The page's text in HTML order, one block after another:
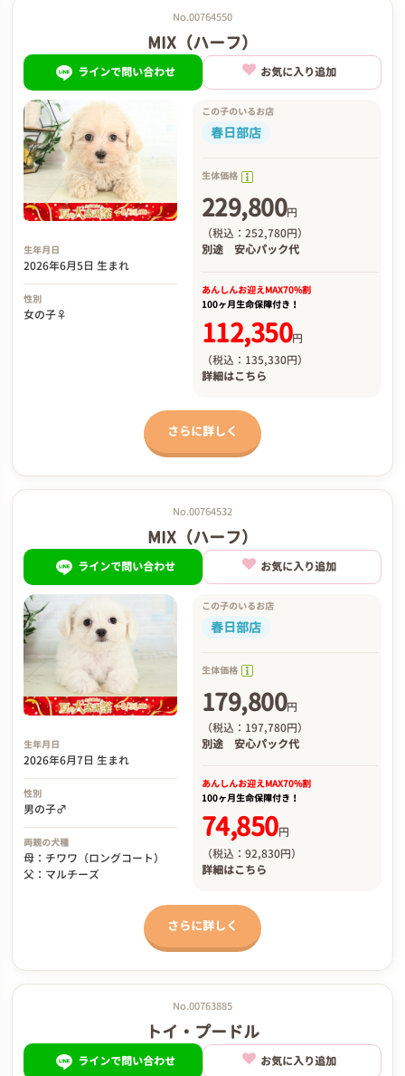
No.00764550
MIX（ハーフ）
ラインで問い合わせ お気に入り追加
生年月日
2026年6月5日 生まれ
性別
女の子♀
この子のいるお店
春日部店
生体価格
229,800円
（税込：252,780円）
別途 安心パック代
あんしんお迎えMAX70%割
100ヶ月生命保障付き！
112,350円
（税込：135,330円）
詳細はこちら
さらに詳しく
No.00764532
MIX（ハーフ）
ラインで問い合わせ お気に入り追加
生年月日
2026年6月7日 生まれ
性別
男の子♂
両親の犬種
母：チワワ（ロングコート）
父：マルチーズ
この子のいるお店
春日部店
生体価格
179,800円
（税込：197,780円）
別途 安心パック代
あんしんお迎えMAX70%割
100ヶ月生命保障付き！
74,850円
（税込：92,830円）
詳細はこちら
さらに詳しく
No.00763885
トイ・プードル
ラインで問い合わせ お気に入り追加